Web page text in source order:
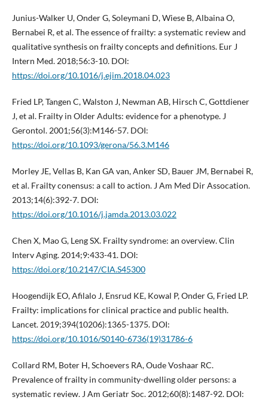
Junius-Walker U, Onder G, Soleymani D, Wiese B, Albaina O,
Bernabei R, et al. The essence of frailty: a systematic review and
qualitative synthesis on frailty concepts and definitions. Eur J
Intern Med. 2018;56:3-10. DOI:
https://doi.org/10.1016/j.ejim.2018.04.023
Fried LP, Tangen C, Walston J, Newman AB, Hirsch C, Gottdiener
J, et al. Frailty in Older Adults: evidence for a phenotype. J
Gerontol. 2001;56(3):M146-57. DOI:
https://doi.org/10.1093/gerona/56.3.M146
Morley JE, Vellas B, Kan GA van, Anker SD, Bauer JM, Bernabei R,
et al. Frailty conensus: a call to action. J Am Med Dir Assocation.
2013;14(6):392-7. DOI:
https://doi.org/10.1016/j.jamda.2013.03.022
Chen X, Mao G, Leng SX. Frailty syndrome: an overview. Clin
Interv Aging. 2014;9:433-41. DOI:
https://doi.org/10.2147/CIA.S45300
Hoogendijk EO, Afilalo J, Ensrud KE, Kowal P, Onder G, Fried LP.
Frailty: implications for clinical practice and public health.
Lancet. 2019;394(10206):1365-1375. DOI:
https://doi.org/10.1016/S0140-6736(19)31786-6
Collard RM, Boter H, Schoevers RA, Oude Voshaar RC.
Prevalence of frailty in community-dwelling older persons: a
systematic review. J Am Geriatr Soc. 2012;60(8):1487-92. DOI: